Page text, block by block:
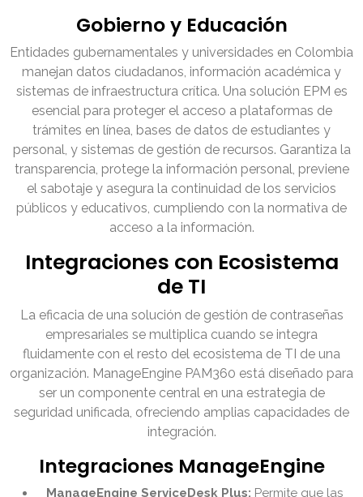
Gobierno y Educación
Entidades gubernamentales y universidades en Colombia
manejan datos ciudadanos, información académica y
sistemas de infraestructura crítica. Una solución EPM es
esencial para proteger el acceso a plataformas de
trámites en línea, bases de datos de estudiantes y
personal, y sistemas de gestión de recursos. Garantiza la
transparencia, protege la información personal, previene
el sabotaje y asegura la continuidad de los servicios
públicos y educativos, cumpliendo con la normativa de
acceso a la información.
Integraciones con Ecosistema
de TI
La eficacia de una solución de gestión de contraseñas
empresariales se multiplica cuando se integra
fluidamente con el resto del ecosistema de TI de una
organización. ManageEngine PAM360 está diseñado para
ser un componente central en una estrategia de
seguridad unificada, ofreciendo amplias capacidades de
integración.
Integraciones ManageEngine
ManageEngine ServiceDesk Plus: Permite que las